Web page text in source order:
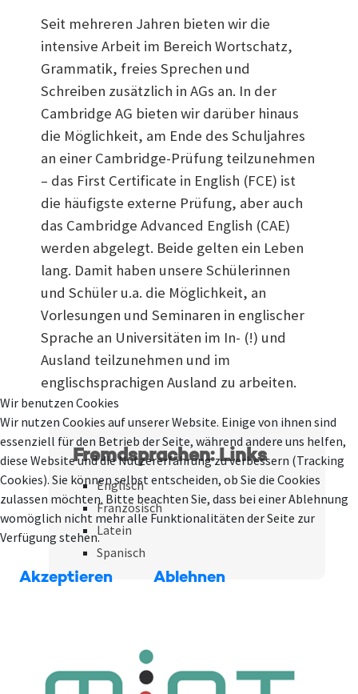
Seit mehreren Jahren bieten wir die
intensive Arbeit im Bereich Wortschatz,
Grammatik, freies Sprechen und
Schreiben zusätzlich in AGs an. In der
Cambridge AG bieten wir darüber hinaus
die Möglichkeit, am Ende des Schuljahres
an einer Cambridge-Prüfung teilzunehmen
– das First Certificate in English (FCE) ist
die häufigste externe Prüfung, aber auch
das Cambridge Advanced English (CAE)
werden abgelegt. Beide gelten ein Leben
lang. Damit haben unsere Schülerinnen
und Schüler u.a. die Möglichkeit, an
Vorlesungen und Seminaren in englischer
Sprache an Universitäten im In- (!) und
Ausland teilzunehmen und im
englischsprachigen Ausland zu arbeiten.
Fremdsprachen: Links
Englisch
Französisch
Latein
Spanisch
Wir benutzen Cookies
Wir nutzen Cookies auf unserer Website. Einige von ihnen sind
essenziell für den Betrieb der Seite, während andere uns helfen,
diese Website und die Nutzererfahrung zu verbessern (Tracking
Cookies). Sie können selbst entscheiden, ob Sie die Cookies
zulassen möchten. Bitte beachten Sie, dass bei einer Ablehnung
womöglich nicht mehr alle Funktionalitäten der Seite zur
Verfügung stehen.
Akzeptieren Ablehnen